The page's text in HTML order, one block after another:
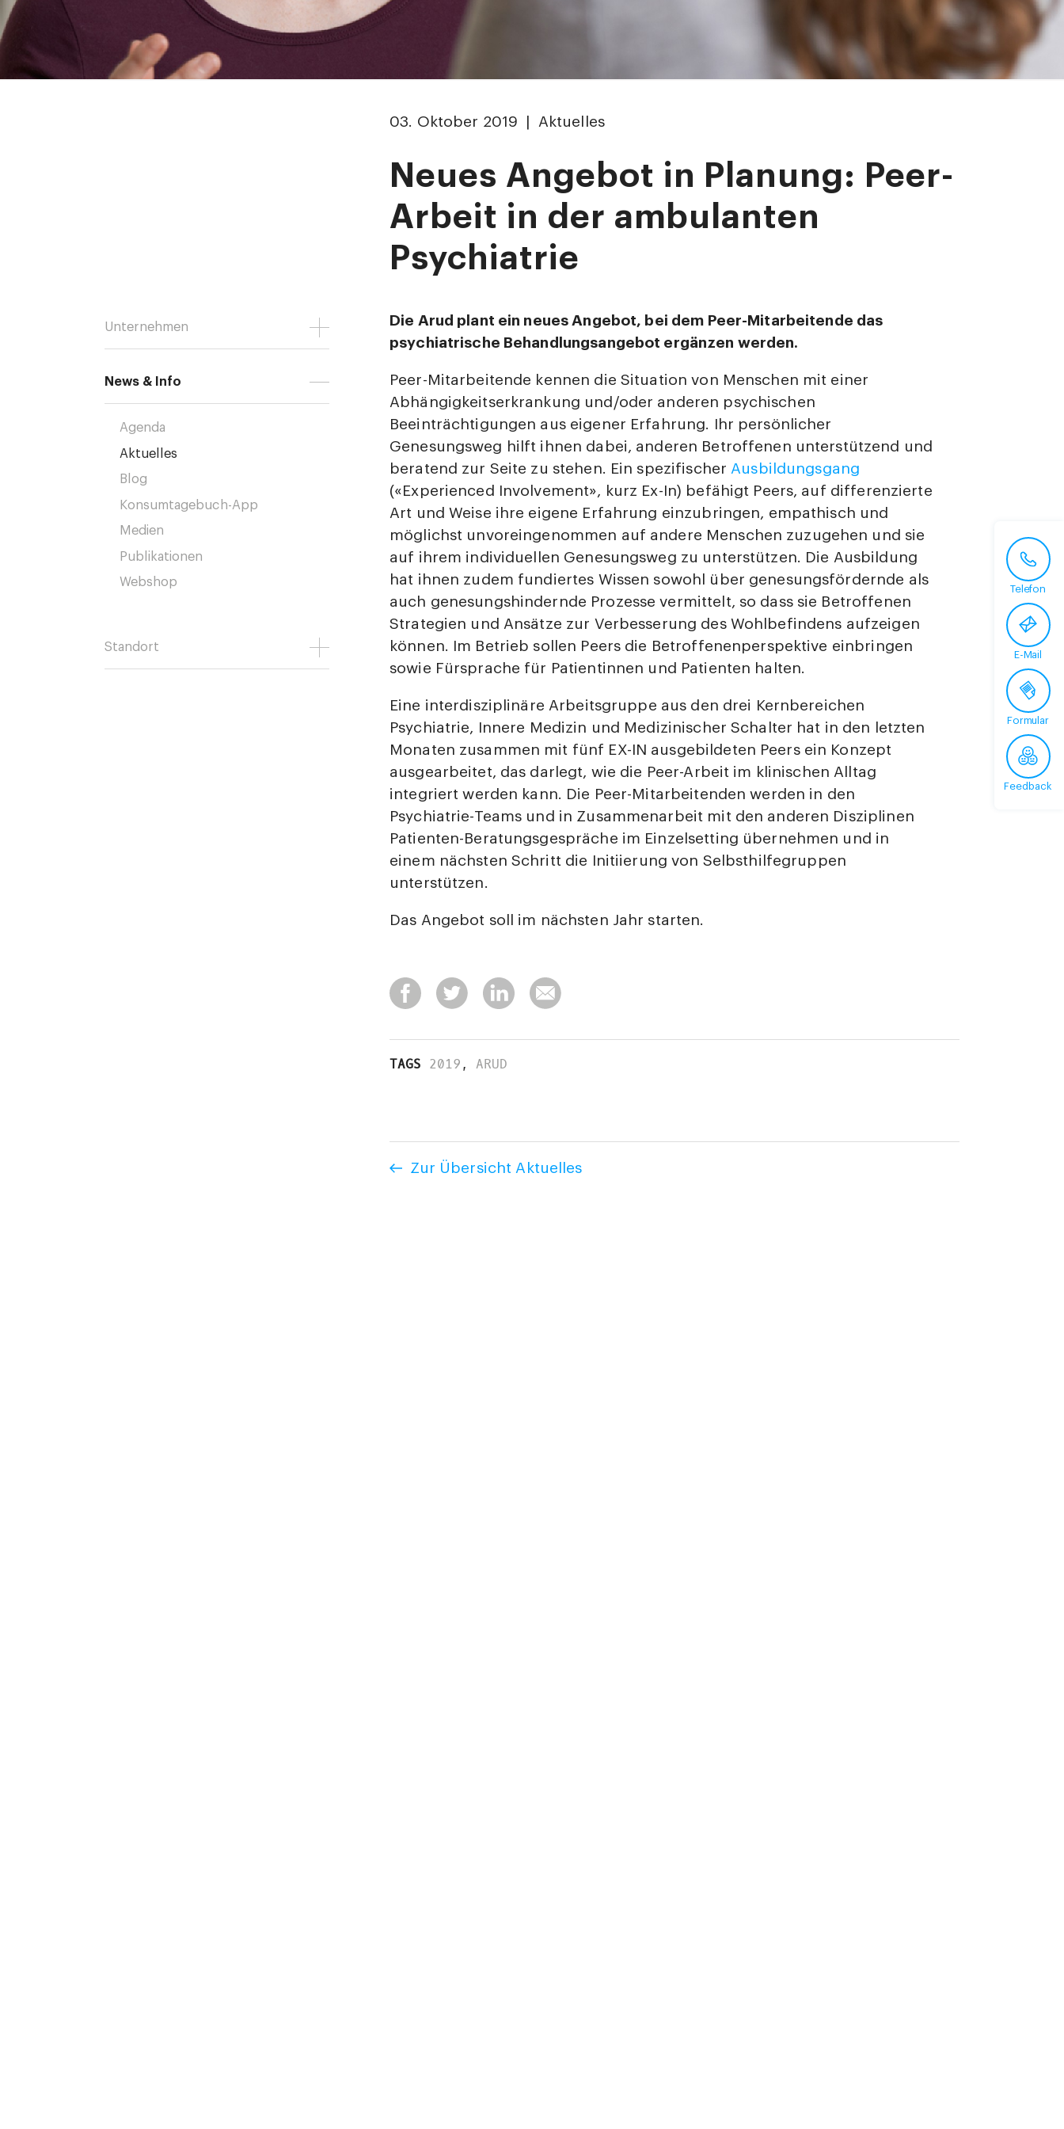
03. Oktober 2019 | Aktuelles
Neues Angebot in Planung: Peer-
Arbeit in der ambulanten
Psychiatrie
Unternehmen
News & Info
Agenda
Aktuelles
Blog
Konsumtagebuch-App
Medien
Publikationen
Webshop
Standort
Die Arud plant ein neues Angebot, bei dem Peer-Mitarbeitende das
psychiatrische Behandlungsangebot ergänzen werden.
Peer-Mitarbeitende kennen die Situation von Menschen mit einer
Abhängigkeitserkrankung und/oder anderen psychischen
Beeinträchtigungen aus eigener Erfahrung. Ihr persönlicher
Genesungsweg hilft ihnen dabei, anderen Betroffenen unterstützend und
beratend zur Seite zu stehen. Ein spezifischer Ausbildungsgang
(«Experienced Involvement», kurz Ex-In) befähigt Peers, auf differenzierte
Art und Weise ihre eigene Erfahrung einzubringen, empathisch und
möglichst unvoreingenommen auf andere Menschen zuzugehen und sie
auf ihrem individuellen Genesungsweg zu unterstützen. Die Ausbildung
hat ihnen zudem fundiertes Wissen sowohl über genesungsfördernde als
auch genesungshindernde Prozesse vermittelt, so dass sie Betroffenen
Strategien und Ansätze zur Verbesserung des Wohlbefindens aufzeigen
können. Im Betrieb sollen Peers die Betroffenenperspektive einbringen
sowie Fürsprache für Patientinnen und Patienten halten.
Eine interdisziplinäre Arbeitsgruppe aus den drei Kernbereichen
Psychiatrie, Innere Medizin und Medizinischer Schalter hat in den letzten
Monaten zusammen mit fünf EX-IN ausgebildeten Peers ein Konzept
ausgearbeitet, das darlegt, wie die Peer-Arbeit im klinischen Alltag
integriert werden kann. Die Peer-Mitarbeitenden werden in den
Psychiatrie-Teams und in Zusammenarbeit mit den anderen Disziplinen
Patienten-Beratungsgespräche im Einzelsetting übernehmen und in
einem nächsten Schritt die Initiierung von Selbsthilfegruppen
unterstützen.
Das Angebot soll im nächsten Jahr starten.
TAGS 2019, ARUD
Zur Übersicht Aktuelles
Telefon
E-Mail
Formular
Feedback